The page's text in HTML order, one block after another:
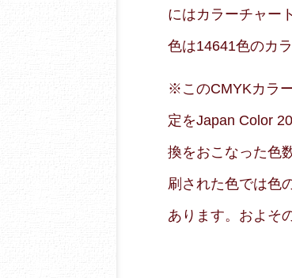
にはカラーチャー
色は14641色のカ
※このCMYKカラ
定をJapan Color
換をおこなった色
刷された色では色
あります。およそ